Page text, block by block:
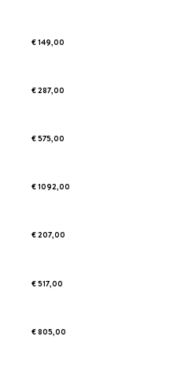
€ 149,00
€ 287,00
€ 575,00
€ 1092,00
€ 207,00
€ 517,00
€ 805,00